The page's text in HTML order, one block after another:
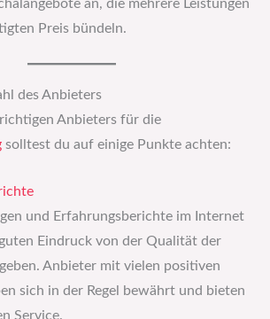
an, die mehrere Leistungen
Preis bündeln.
des Anbieters
Anbieters für die
solltest du auf einige Punkte achten:
und Erfahrungsberichte im Internet
Eindruck von der Qualität der
Anbieter mit vielen positiven
sich in der Regel bewährt und bieten
Service.